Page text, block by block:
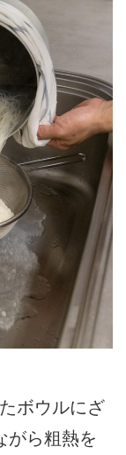
ボウルにざ
がら粗熱を